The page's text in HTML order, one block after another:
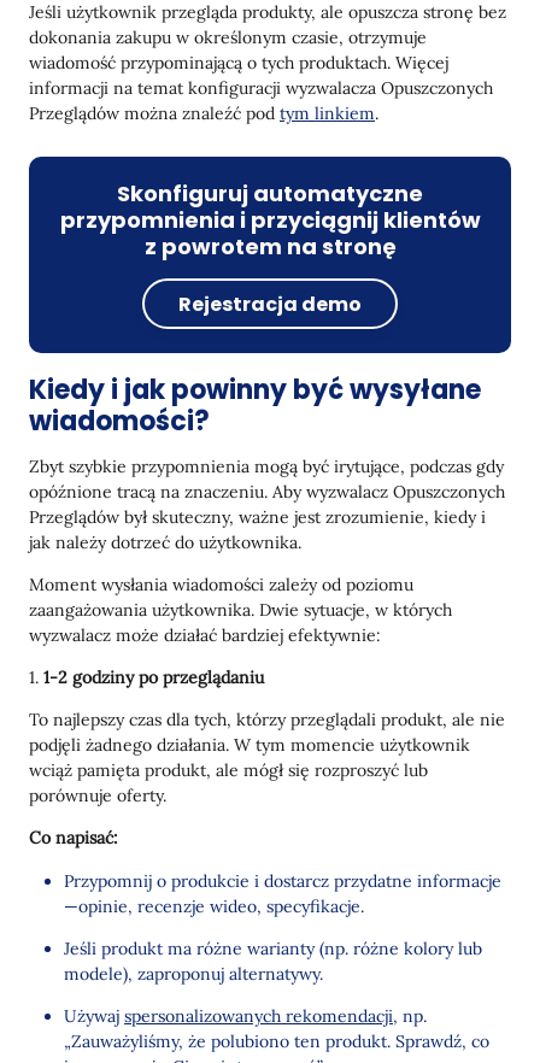
Jeśli użytkownik przegląda produkty, ale opuszcza stronę bez
dokonania zakupu w określonym czasie, otrzymuje
wiadomość przypominającą o tych produktach. Więcej
informacji na temat konfiguracji wyzwalacza Opuszczonych
Przeglądów można znaleźć pod tym linkiem.
Skonfiguruj automatyczne
przypomnienia i przyciągnij klientów
z powrotem na stronę
Rejestracja demo
Kiedy i jak powinny być wysyłane
wiadomości?
Zbyt szybkie przypomnienia mogą być irytujące, podczas gdy
opóźnione tracą na znaczeniu. Aby wyzwalacz Opuszczonych
Przeglądów był skuteczny, ważne jest zrozumienie, kiedy i
jak należy dotrzeć do użytkownika.
Moment wysłania wiadomości zależy od poziomu
zaangażowania użytkownika. Dwie sytuacje, w których
wyzwalacz może działać bardziej efektywnie:
1. 1-2 godziny po przeglądaniu
To najlepszy czas dla tych, którzy przeglądali produkt, ale nie
podjęli żadnego działania. W tym momencie użytkownik
wciąż pamięta produkt, ale mógł się rozproszyć lub
porównuje oferty.
Co napisać:
Przypomnij o produkcie i dostarcz przydatne informacje
—opinie, recenzje wideo, specyfikacje.
Jeśli produkt ma różne warianty (np. różne kolory lub
modele), zaproponuj alternatywy.
Używaj spersonalizowanych rekomendacji, np.
„Zauważyliśmy, że polubiono ten produkt. Sprawdź, co